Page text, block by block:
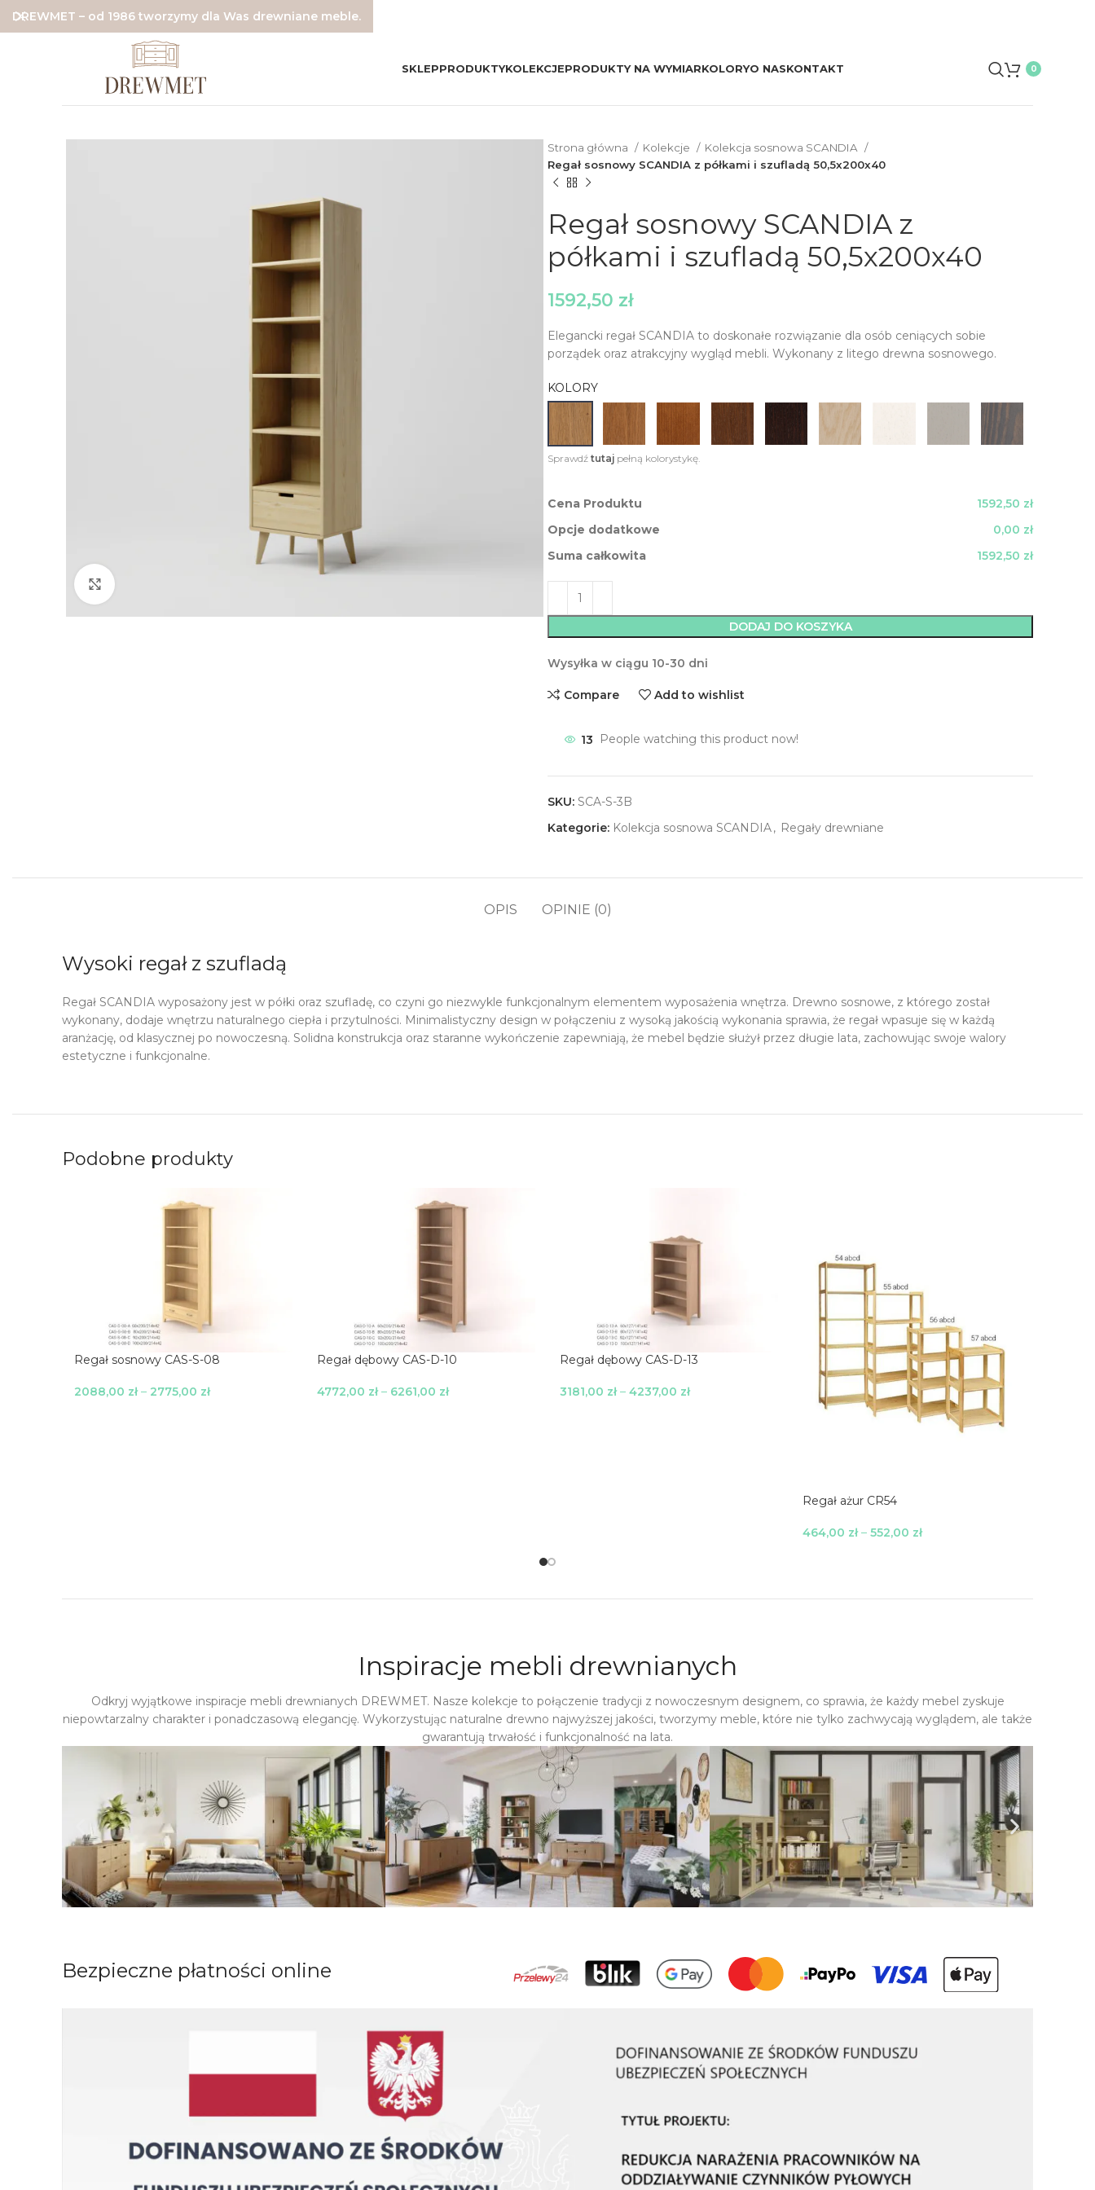
SKLEPPRODUKTYKOLEKCJEPRODUKTY NA WYMIARKOLORYO NASKONTAKT 0
Strona główna Kolekcje
Kolekcja sosnowa SCANDIA
Regał sosnowy SCANDIA z półkami i szufladą 50,5x200x40
Regał sosnowy SCANDIA z
półkami i szufladą 50,5x200x40
1592,50 zł
Elegancki regał SCANDIA to doskonałe rozwiązanie dla osób ceniących sobie
porządek oraz atrakcyjny wygląd mebli. Wykonany z litego drewna sosnowego.
KOLORY
Sprawdź tutaj pełną kolorystykę.
Cena Produktu
1592,50 zł
Opcje dodatkowe
0,00 zł
Suma całkowita
1592,50 zł
DODAJ DO KOSZYKA
Wysyłka w ciągu 10-30 dni
Compare Add to wishlist
13 People watching this product now!
SKU: SCA-S-3B
Kategorie: Kolekcja sosnowa SCANDIA, Regały drewniane
OPIS OPINIE (0)
Wysoki regał z szufladą
Regał SCANDIA wyposażony jest w półki oraz szufladę, co czyni go niezwykle funkcjonalnym elementem wyposażenia wnętrza. Drewno sosnowe, z którego został
wykonany, dodaje wnętrzu naturalnego ciepła i przytulności. Minimalistyczny design w połączeniu z wysoką jakością wykonania sprawia, że regał wpasuje się w każdą
aranżację, od klasycznej po nowoczesną. Solidna konstrukcja oraz staranne wykończenie zapewniają, że mebel będzie służył przez długie lata, zachowując swoje walory
estetyczne i funkcjonalne.
Podobne produkty
Regał sosnowy CAS-S-08
2088,00 zł– 2775,00 zł
Regał dębowy CAS-D-10
4772,00 zł– 6261,00 zł
Regał dębowy CAS-D-13
3181,00 zł– 4237,00 zł
Regał ażur CR54
464,00 zł– 552,00 zł
Inspiracje mebli drewnianych
Odkryj wyjątkowe inspiracje mebli drewnianych DREWMET. Nasze kolekcje to połączenie tradycji z nowoczesnym designem, co sprawia, że każdy mebel zyskuje
niepowtarzalny charakter i ponadczasową elegancję. Wykorzystując naturalne drewno najwyższej jakości, tworzymy meble, które nie tylko zachwycają wyglądem, ale także
gwarantują trwałość i funkcjonalność na lata.
Bezpieczne płatności online
DREWMET – od 1986 tworzymy dla Was drewniane meble.